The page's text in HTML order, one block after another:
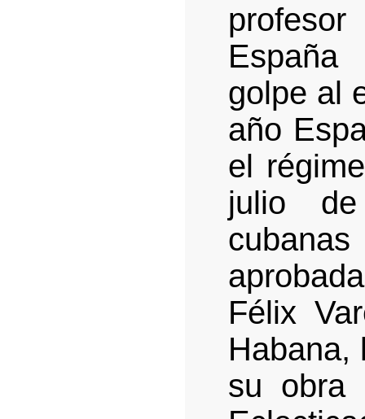
golpe al
año
el
julio
Félix
Habana,
su obra